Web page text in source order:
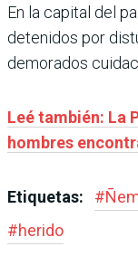
En la capital del
detenidos por
demorados
Leé también: La
hombres
Etiquetas: #
#herido